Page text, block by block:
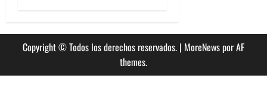
Copyright © Todos los derechos reservados. | MoreNewspor AF
themes.